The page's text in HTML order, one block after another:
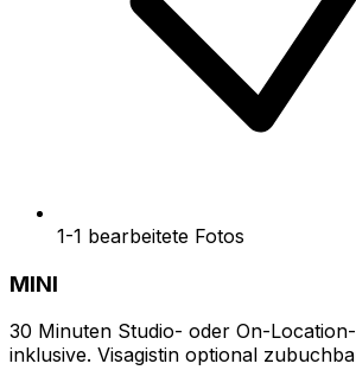
1-1 bearbeitete Fotos
MINI
30 Minuten Studio- oder On-
inklusive. Visagistin optional